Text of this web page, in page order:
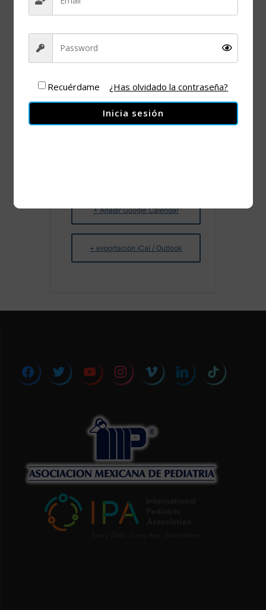
Emergencia
sanitaria de
MPOX: ¿Cuál es el
riesgo para los
niños?
+ Añadir Google Calendar
+ exportación iCal / Outlook
facebook twitter youtube instagramvimeo linkedin tiktok
Recuérdame ¿Has olvidado la contraseña?
Inicia sesión